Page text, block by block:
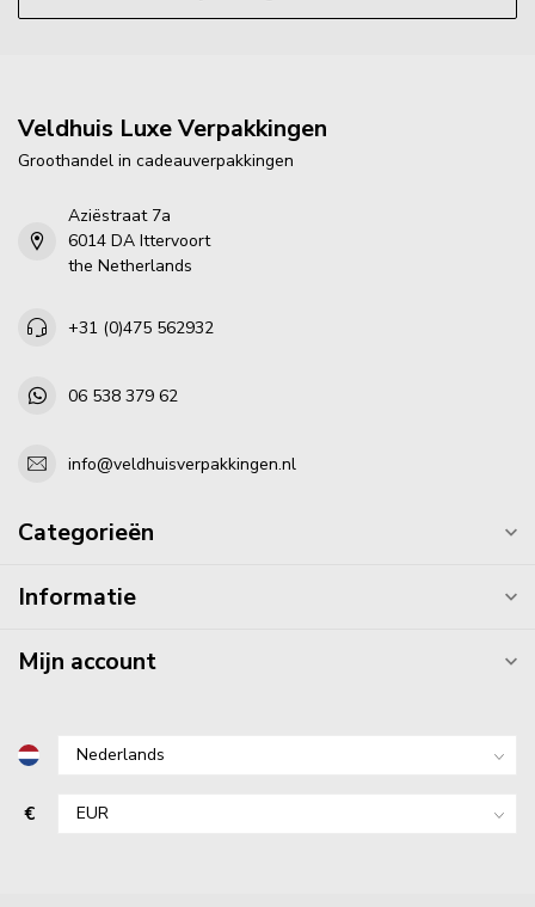
Veldhuis Luxe Verpakkingen
Groothandel in cadeauverpakkingen
Aziëstraat 7a
6014 DA Ittervoort
the Netherlands
+31 (0)475 562932
06 538 379 62
info@veldhuisverpakkingen.nl
Categorieën
Informatie
Mijn account
€